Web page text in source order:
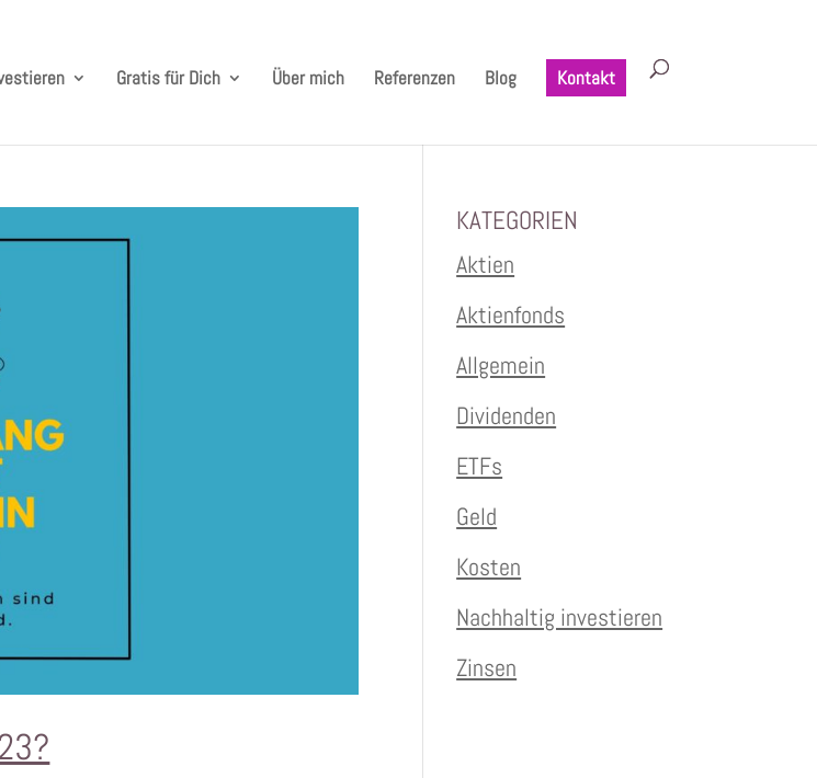
Gratis für Dich Über mich Referenzen Blog Kontakt
KATEGORIEN
Aktien
Aktienfonds
Allgemein
Dividenden
ETFs
Geld
Kosten
Nachhaltig investieren
Zinsen